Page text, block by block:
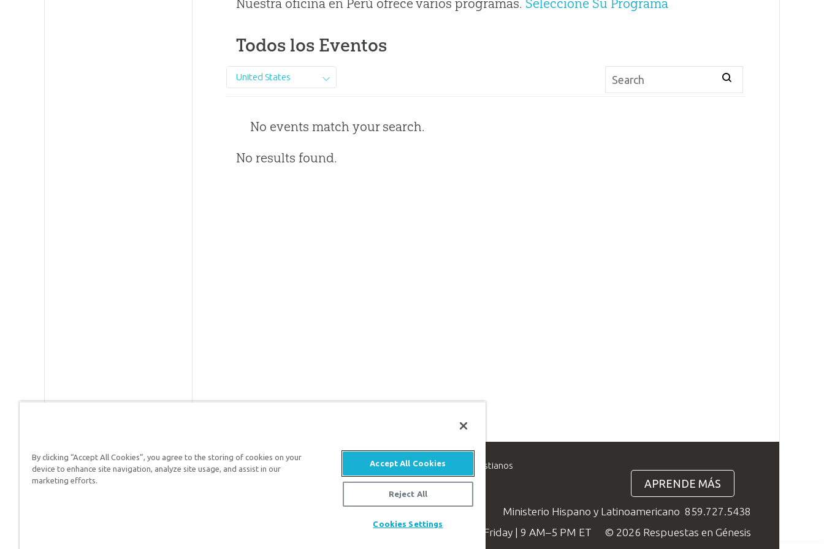
Nuestra oficina en Perú ofrece varios programas. Seleccione Su Programa
Todos los Eventos
United States
No events match your search.
No results found.
Respuestas en Génesis es un ministerio de apologética, dedicado a ayudar a los cristianos
defender su fe y proclamar el evangelio de Jesucristo.
APRENDE MÁS
Ministerio Hispano y Latinoamericano 859.727.5438
Available Monday–Friday | 9 AM–5 PM ET
© 2026 Respuestas en Génesis
By clicking “Accept All Cookies”, you agree to the storing of cookies on your
device to enhance site navigation, analyze site usage, and assist in our
marketing efforts.
Accept All Cookies
Reject All
Cookies Settings